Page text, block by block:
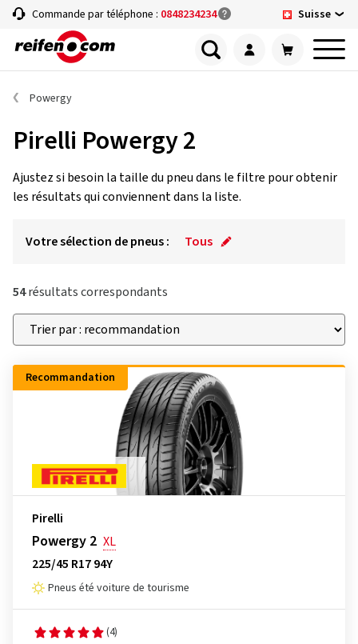
Commande par téléphone : 0848234234 Suisse
Powergy
Pirelli Powergy 2
Ajustez si besoin la taille du pneu dans le filtre pour obtenir
les résultats qui conviennent dans la liste.
Votre sélection de pneus : Tous
54résultats correspondants
Recommandation
Pirelli
Powergy 2 XL
225/45 R17 94Y
Pneus été voiture de tourisme
(4)